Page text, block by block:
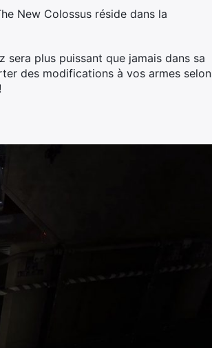
New Colossus réside dans la
plus puissant que jamais dans sa
des modifications à vos armes selon